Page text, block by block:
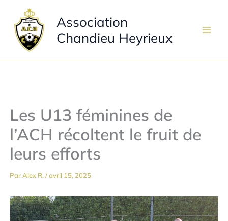
contenu
Association
Chandieu Heyrieux
Les U13 féminines de
l’ACH récoltent le fruit de
leurs efforts
ParAlex R./avril 15, 2025